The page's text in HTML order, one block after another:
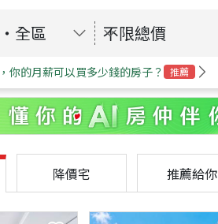
・ 全區 不限總價
你的月薪可以買多少錢的房子？ 推薦
降價宅 推薦給你